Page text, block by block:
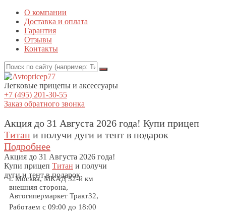
О компании
Доставка и оплата
Гарантия
Отзывы
Контакты
Легковые прицепы и аксессуары
+7 (495) 201-30-55
Заказ обратного звонка
Акция до 31 Августа 2026 года! Купи прицеп
Титан и получи дуги и тент в подарок
Подробнее
Акция до 31 Августа 2026 года!
Купи прицеп Титан и получи
дуги и тент в подарок
г. Москва, МКАД 32-й км
внешняя сторона,
Автогипермаркет Тракт32,
Работаем с 09:00 до 18:00